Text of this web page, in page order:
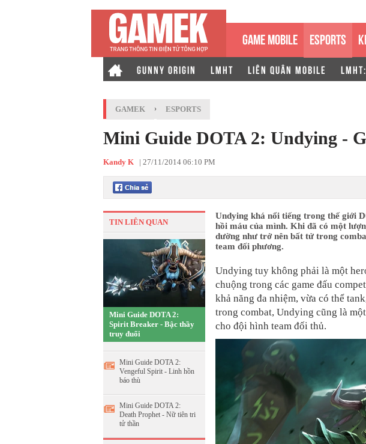
GAME MOBILE ESPORTS
GUNNY ORIGIN LMHT LIÊN QUÂN MOBILE
GAMEK › ESPORTS
Mini Guide DOTA 2: Undying -
Kandy K | 27/11/2014 06:10 PM
TIN LIÊN QUAN
Mini Guide DOTA 2:
Spirit Breaker - Bậc thầy
truy đuổi
Mini Guide DOTA 2:
Vengeful Spirit - Linh hồn
báo thù
Mini Guide DOTA 2:
Death Prophet - Nữ tiên tri
tử thần
Undying khá nổi tiếng trong thế giới
hồi máu của mình. Khi đã có một
dường như trở nên bất tử trong
team đối phương.
Undying tuy không phải là một
chuộng trong các game đấu
khả năng đa nhiệm, vừa có thể
trong combat, Undying cũng là
cho đội hình team đối thủ.